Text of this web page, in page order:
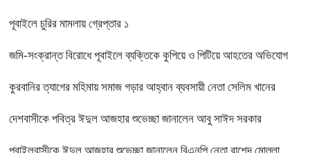
পূবাইলে চুরির মামলায় গ্রেপ্তার ১
জমি-সংক্রান্ত বিরোধে পূবাইলে ব্যক্তিকে কুপিয়ে ও পিটিয়ে আহতের অভিযোগ
কুরবানির ত্যাগের মহিমায় সমাজ গড়ার আহ্বান ব্যবসায়ী নেতা সেলিম খানের
দেশবাসীকে পবিত্র ঈদুল আজহার শুভেচ্ছা জানালেন আবু সাঈদ সরকার